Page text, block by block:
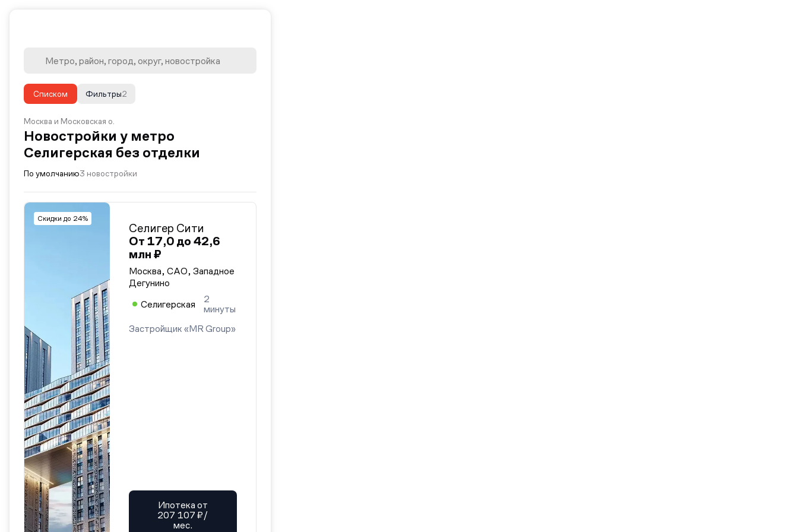
Списком 2
Фильтры
Москва и Московская о.
Новостройки у метро
Селигерская без отделки
По умолчанию3 новостройки
Скидки до 24%
Селигер Сити
От 17,0 до 42,6
млн ₽
Москва, САО, Западное
Дегунино
Селигерская
2
минуты
Застройщик «MR Group»
Ипотека от
207 107 ₽/
мес.